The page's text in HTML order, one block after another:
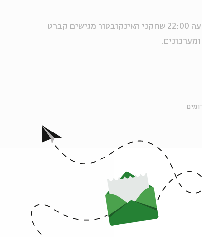
קלבת בלילה - הגרסה הלא–מצונזרת! ימי חמישי בשעה 22:00 שחקני האינקובטור מגישים קברט
אירועים נוספים בסדרה